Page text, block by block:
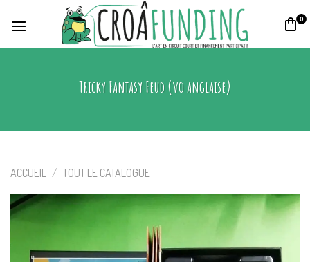
0
Tricky Fantasy Feud (vo anglaise)
ACCUEIL / TOUT LE CATALOGUE